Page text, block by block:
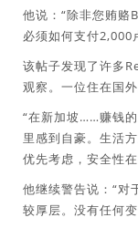
他说：“除非您贿赂
必须如何支付2,000
该帖子发现了许多
观察。一位住在国
“在新加坡……赚钱
里感到自豪。生活
优先考虑，安全性
他继续警告说：“对
较厚层。没有任何